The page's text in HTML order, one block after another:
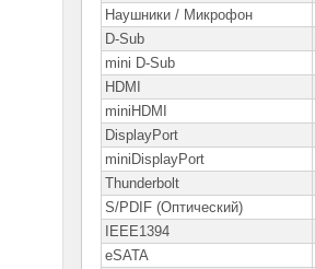
Наушники / Микрофон
D-Sub
mini D-Sub
HDMI
miniHDMI
DisplayPort
miniDisplayPort
Thunderbolt
S/PDIF (Оптический)
IEEE1394
eSATA